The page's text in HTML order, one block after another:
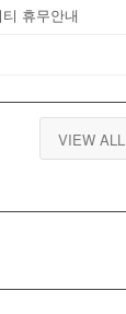
휴무안내
VIEW ALL